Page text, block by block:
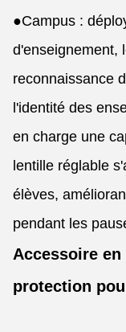
●Campus :
d'enseignement,
reconnaissance
l'identité des
en charge une
lentille réglable
élèves,
pendant les
Accessoire
protection